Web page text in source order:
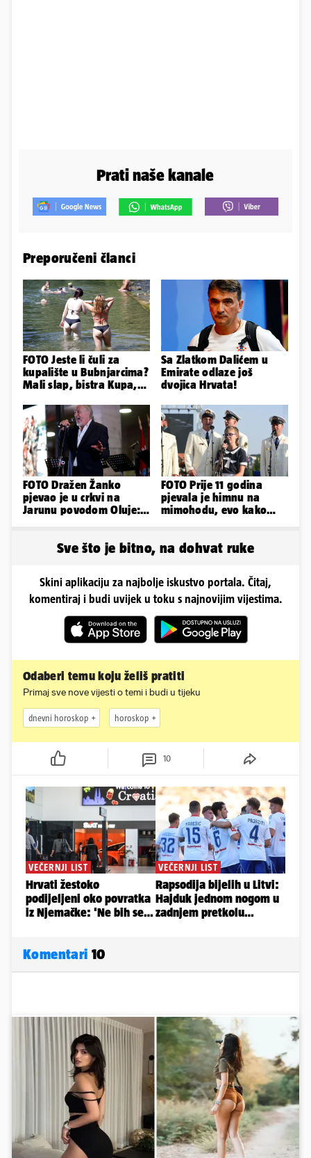
Prati naše kanale
Preporučeni članci
FOTO Jeste li čuli za
kupalište u Bubnjarcima?
Mali slap, bistra Kupa,
idila!
Sa Zlatkom Dalićem u
Emirate odlaze još
dvojica Hrvata!
FOTO Dražen Žanko
pjevao je u crkvi na
Jarunu povodom Oluje:
FOTO Prije 11 godina
pjevala je himnu na
mimohodu, evo kako
Sve što je bitno, na dohvat ruke
Skini aplikaciju za najbolje iskustvo portala. Čitaj,
komentiraj i budi uvijek u toku s najnovijim vijestima.
Odaberi temu koju želiš pratiti
Primaj sve nove vijesti o temi i budi u tijeku
dnevni horoskop horoskop
10
Komentari 10